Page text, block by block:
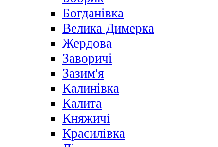
Богданівка
Велика Димерка
Жердова
Заворичі
Зазим'я
Калинівка
Калита
Княжичі
Красилівка